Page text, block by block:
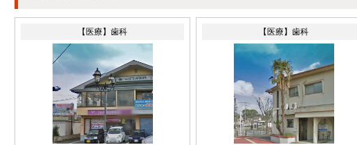
【医療】歯科 【医療】歯科